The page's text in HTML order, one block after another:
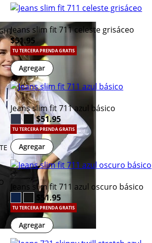
Jeans slim fit 711 celeste grisáceo
$51.95
TU TERCERA PRENDA GRATIS
Agregar
Jeans slim fit 711 azul básico
$51.95
TU TERCERA PRENDA GRATIS
Agregar
Jeans slim fit 711 azul oscuro básico
$51.95
TU TERCERA PRENDA GRATIS
Agregar